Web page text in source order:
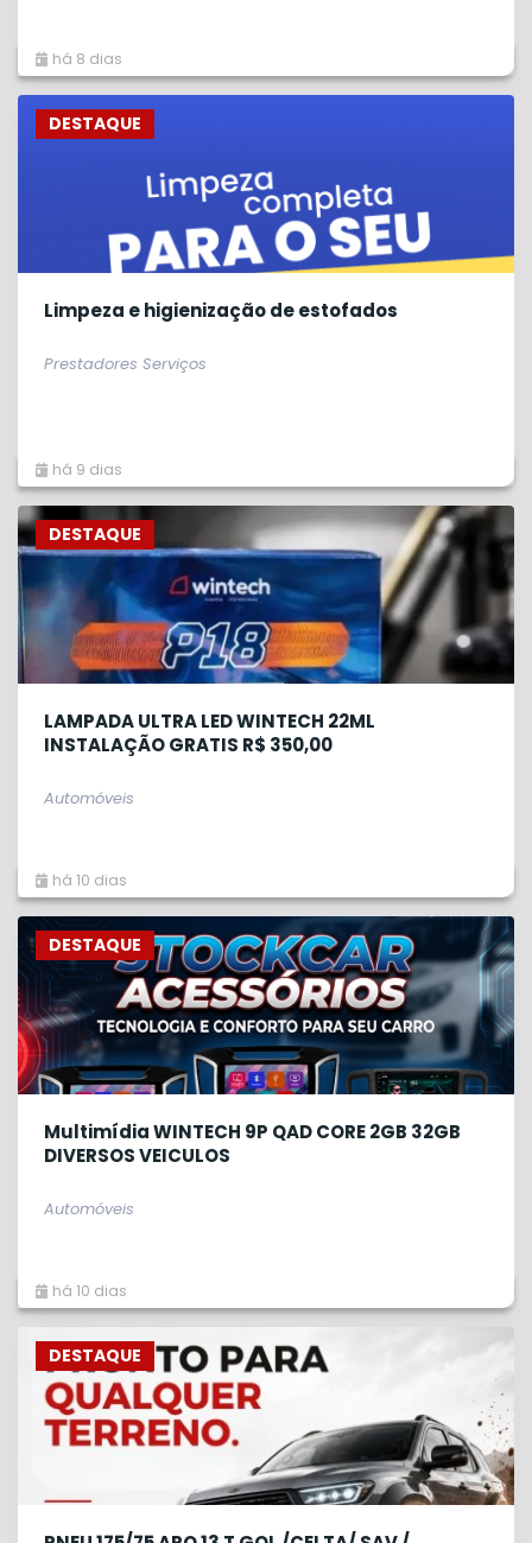
há 8 dias
DESTAQUE
Limpeza e higienização de estofados
Prestadores Serviços
há 9 dias
DESTAQUE
LAMPADA ULTRA LED WINTECH 22ML
INSTALAÇÃO GRATIS R$ 350,00
Automóveis
há 10 dias
DESTAQUE
Multimídia WINTECH 9P QAD CORE 2GB 32GB
DIVERSOS VEICULOS
Automóveis
há 10 dias
DESTAQUE